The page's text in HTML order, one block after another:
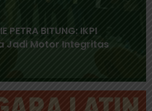
PETRA BITUNG: IKPI
Jadi Motor Integritas